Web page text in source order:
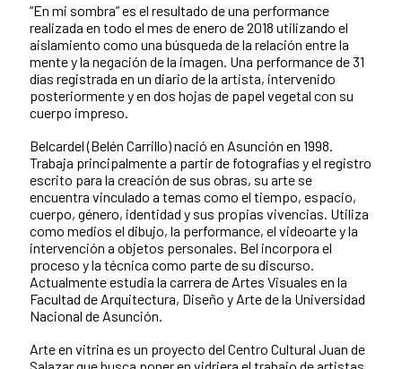
“En mi sombra” es el resultado de una performance
realizada en todo el mes de enero de 2018 utilizando el
aislamiento como una búsqueda de la relación entre la
mente y la negación de la imagen. Una performance de 31
días registrada en un diario de la artista, intervenido
posteriormente y en dos hojas de papel vegetal con su
cuerpo impreso.
Belcardel (Belén Carrillo) nació en Asunción en 1998.
Trabaja principalmente a partir de fotografías y el registro
escrito para la creación de sus obras, su arte se
encuentra vinculado a temas como el tiempo, espacio,
cuerpo, género, identidad y sus propias vivencias. Utiliza
como medios el dibujo, la performance, el videoarte y la
intervención a objetos personales. Bel incorpora el
proceso y la técnica como parte de su discurso.
Actualmente estudia la carrera de Artes Visuales en la
Facultad de Arquitectura, Diseño y Arte de la Universidad
Nacional de Asunción.
Arte en vitrina es un proyecto del Centro Cultural Juan de